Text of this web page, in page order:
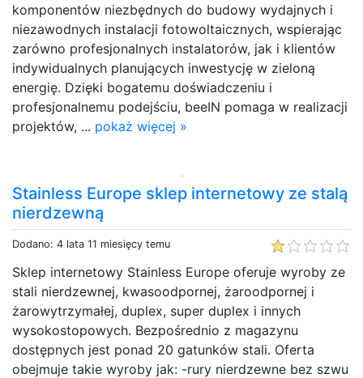
komponentów niezbędnych do budowy wydajnych i
niezawodnych instalacji fotowoltaicznych, wspierając
zarówno profesjonalnych instalatorów, jak i klientów
indywidualnych planujących inwestycję w zieloną
energię. Dzięki bogatemu doświadczeniu i
profesjonalnemu podejściu, beeIN pomaga w realizacji
projektów, ... pokaż więcej »
Stainless Europe sklep internetowy ze stalą
nierdzewną
Dodano: 4 lata 11 miesięcy temu
Sklep internetowy Stainless Europe oferuje wyroby ze
stali nierdzewnej, kwasoodpornej, żaroodpornej i
żarowytrzymałej, duplex, super duplex i innych
wysokostopowych. Bezpośrednio z magazynu
dostępnych jest ponad 20 gatunków stali. Oferta
obejmuje takie wyroby jak: -rury nierdzewne bez szwu